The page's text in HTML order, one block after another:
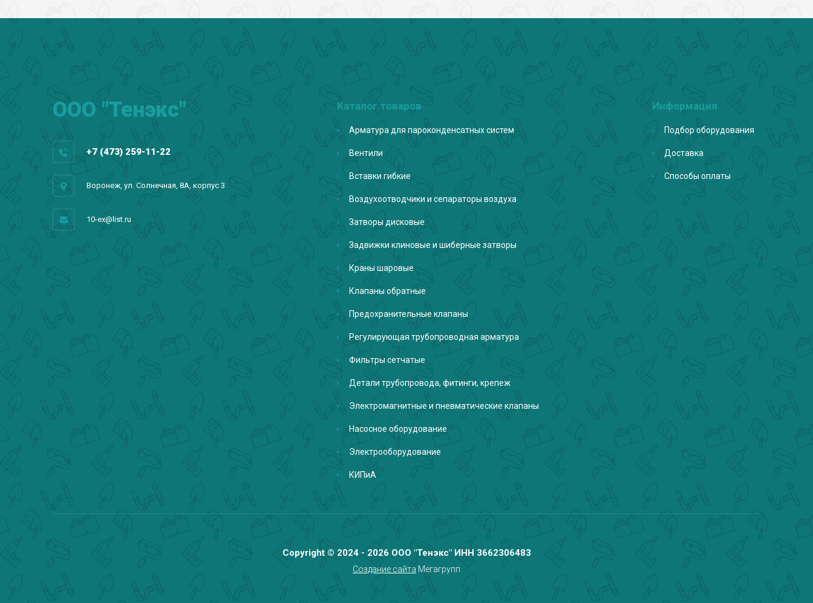
ООО "Тенэкс"
+7 (473) 259-11-22
Воронеж, ул. Солнечная, 8А, корпус 3
10-ex@list.ru
Каталог товаров
Арматура для пароконденсатных систем
Вентили
Вставки гибкие
Воздухоотводчики и сепараторы воздуха
Затворы дисковые
Задвижки клиновые и шиберные затворы
Краны шаровые
Клапаны обратные
Предохранительные клапаны
Регулирующая трубопроводная арматура
Фильтры сетчатые
Детали трубопровода, фитинги, крепеж
Электромагнитные и пневматические клапаны
Насосное оборудование
Электрооборудование
КИПиА
Информация
Подбор оборудования
Доставка
Способы оплаты
Copyright © 2024 - 2026 ООО "Тенэкс" ИНН 3662306483
Создание сайта Мегагрупп